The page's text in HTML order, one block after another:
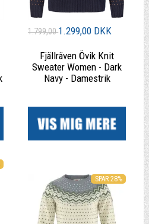
1.799,001.299,00 DKK
Fjällräven Övik Knit
Sweater Women - Dark
Navy - Damestrik
SPAR 28%